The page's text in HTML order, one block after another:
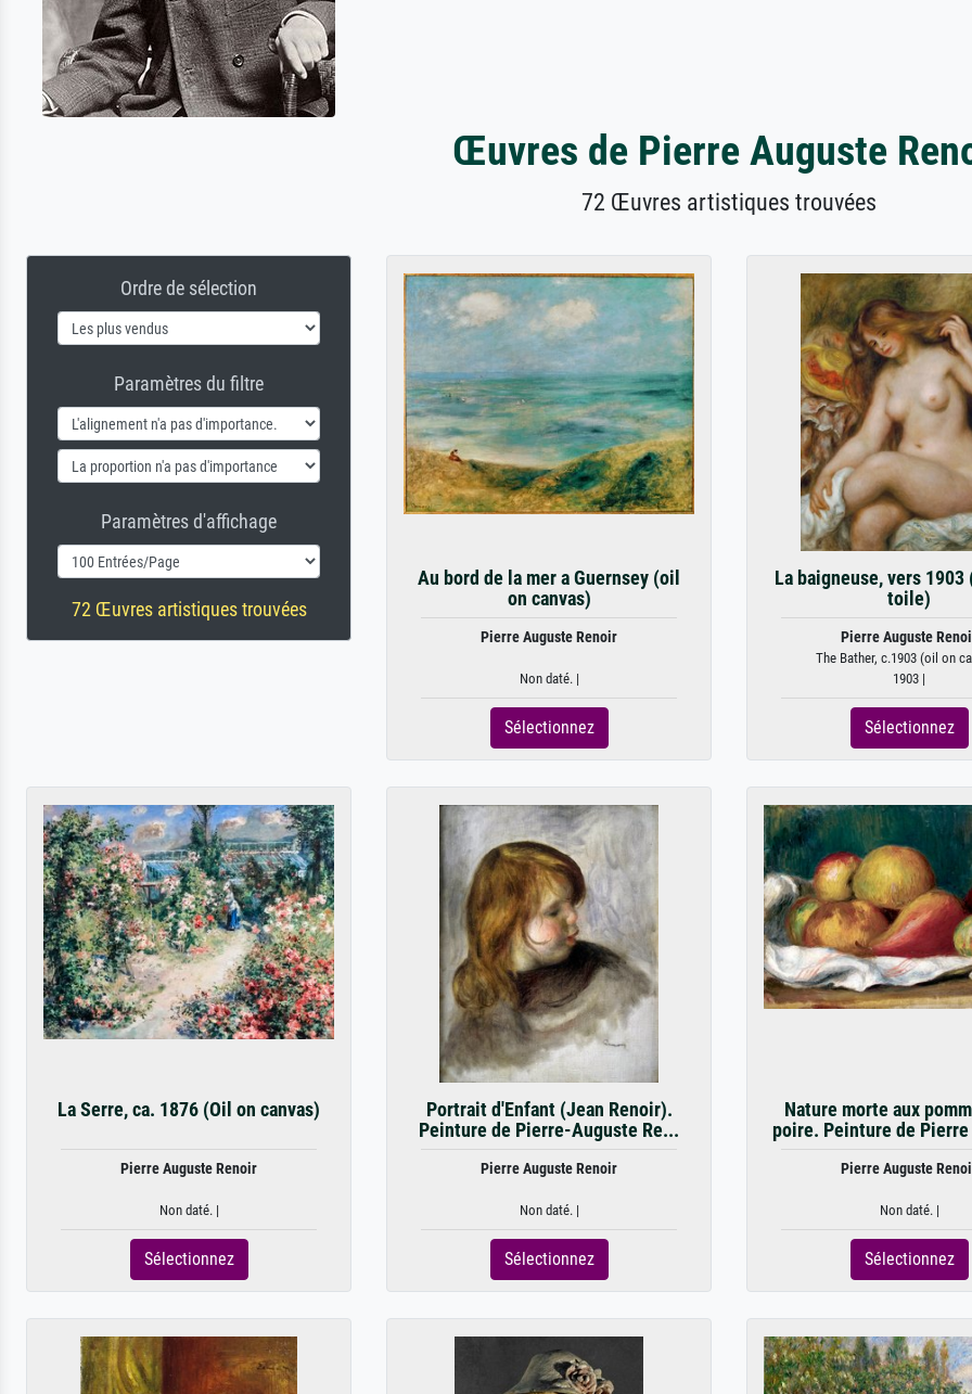
Œuvres de Pierre Auguste
72 Œuvres artistiques trouvées
Ordre de sélection
Paramètres du filtre
Paramètres d'affichage
72 Œuvres artistiques trouvées
Au bord de la mer a Guernsey (oil
on canvas)
Pierre Auguste Renoir
Non daté. |
Sélectionnez
La baigneuse, vers
toile)
Pierre Auguste
The Bather, c.1903 (oil on
1903 |
Sélectionnez
La Serre, ca. 1876 (Oil on canvas)
Pierre Auguste Renoir
Non daté. |
Sélectionnez
Portrait d'Enfant (Jean Renoir).
Peinture de Pierre-Auguste Re...
Pierre Auguste Renoir
Non daté. |
Sélectionnez
Nature morte aux
poire. Peinture de
Pierre Auguste
Non daté. |
Sélectionnez